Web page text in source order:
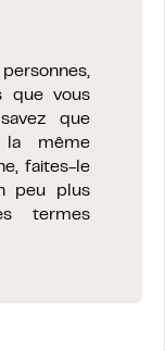
que vous
que
la même
faites-le
peu plus
termes